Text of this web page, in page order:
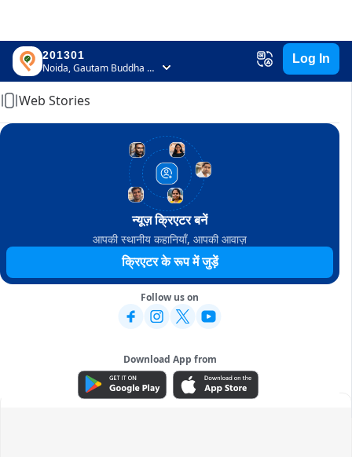
201301
Noida, Gautam Buddha Nagar, Uttar Pradesh
Log In
Home
Web Stories
न्यूज़ क्रिएटर बनें
आपकी स्थानीय कहानियाँ, आपकी आवाज़
क्रिएटर के रूप में जुड़ें
Follow us on
Download App from
ADVERTISEMENT